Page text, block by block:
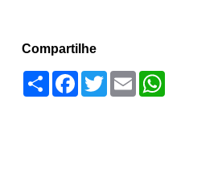
Compartilhe
Compartilhar
Facebook
TwitterEmailWhatsApp